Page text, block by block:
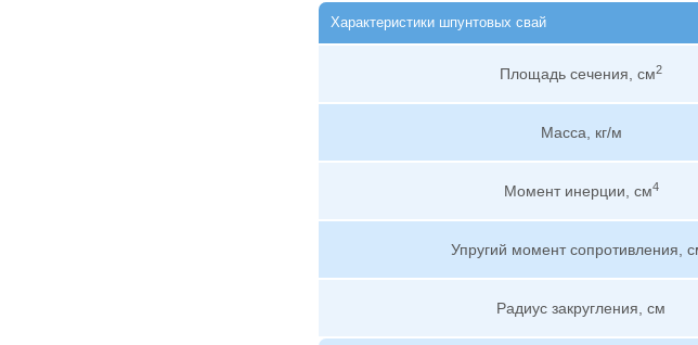
Характеристики шпунтовых свай
Площадь сечения, см2
Масса, кг/м
Момент инерции, см4
Упругий момент сопротивления,
Радиус закругления, см